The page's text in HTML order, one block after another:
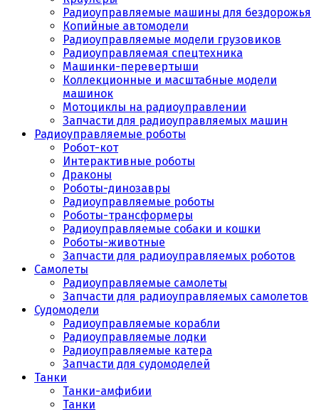
Радиоуправляемые машины для бездорожья
Копийные автомодели
Радиоуправляемые модели грузовиков
Радиоуправляемая спецтехника
Машинки-перевертыши
Коллекционные и масштабные модели
машинок
Мотоциклы на радиоуправлении
Запчасти для радиоуправляемых машин
Радиоуправляемые роботы
Робот-кот
Интерактивные роботы
Драконы
Роботы-динозавры
Радиоуправляемые роботы
Роботы-трансформеры
Радиоуправляемые собаки и кошки
Роботы-животные
Запчасти для радиоуправляемых роботов
Самолеты
Радиоуправляемые самолеты
Запчасти для радиоуправляемых самолетов
Судомодели
Радиоуправляемые корабли
Радиоуправляемые лодки
Радиоуправляемые катера
Запчасти для судомоделей
Танки
Танки-амфибии
Танки